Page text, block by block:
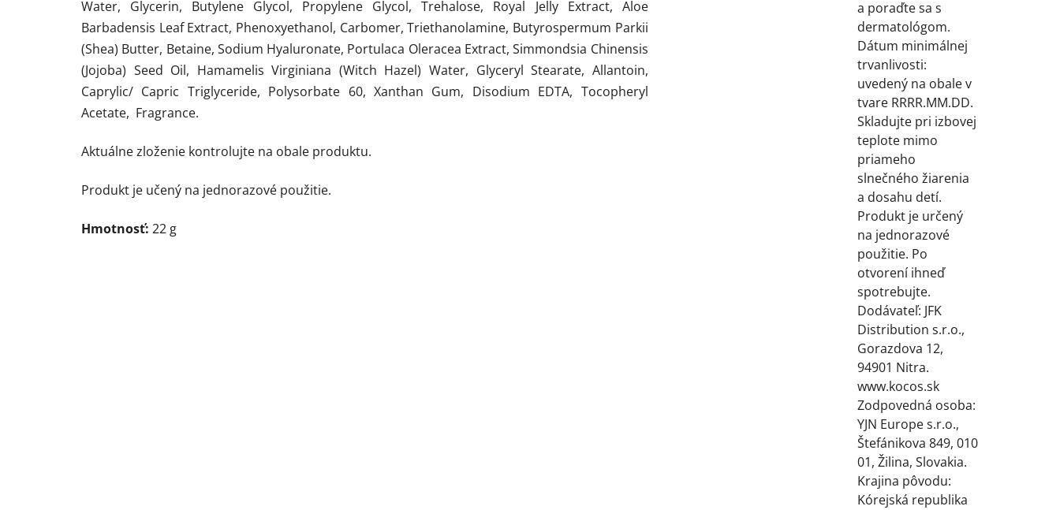
Water, Glycerin, Butylene Glycol, Propylene Glycol, Trehalose, Royal Jelly Extract, Aloe
Barbadensis Leaf Extract, Phenoxyethanol, Carbomer, Triethanolamine, Butyrospermum Parkii
(Shea) Butter, Betaine, Sodium Hyaluronate, Portulaca Oleracea Extract, Simmondsia Chinensis
(Jojoba) Seed Oil, Hamamelis Virginiana (Witch Hazel) Water, Glyceryl Stearate, Allantoin,
Caprylic/ Capric Triglyceride, Polysorbate 60, Xanthan Gum, Disodium EDTA, Tocopheryl
Acetate, Fragrance.
Aktuálne zloženie kontrolujte na obale produktu.
Produkt je učený na jednorazové použitie.
Hmotnosť: 22 g
a poraďte sa s
dermatológom.
Dátum minimálnej
trvanlivosti:
uvedený na obale v
tvare RRRR.MM.DD.
Skladujte pri izbovej
teplote mimo
priameho
slnečného žiarenia
a dosahu detí.
Produkt je určený
na jednorazové
použitie. Po
otvorení ihneď
spotrebujte.
Dodávateľ: JFK
Distribution s.r.o.,
Gorazdova 12,
94901 Nitra.
www.kocos.sk
Zodpovedná osoba:
YJN Europe s.r.o.,
Štefánikova 849, 010
01, Žilina, Slovakia.
Krajina pôvodu:
Kórejská republika